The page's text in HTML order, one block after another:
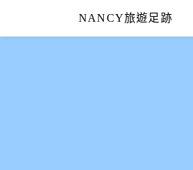
content
NANCY旅遊足跡